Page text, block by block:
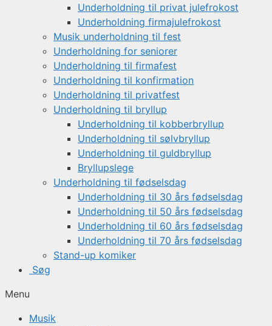
Underholdning til privat julefrokost
Underholdning firmajulefrokost
Musik underholdning til fest
Underholdning for seniorer
Underholdning til firmafest
Underholdning til konfirmation
Underholdning til privatfest
Underholdning til bryllup
Underholdning til kobberbryllup
Underholdning til sølvbryllup
Underholdning til guldbryllup
Bryllupslege
Underholdning til fødselsdag
Underholdning til 30 års fødselsdag
Underholdning til 50 års fødselsdag
Underholdning til 60 års fødselsdag
Underholdning til 70 års fødselsdag
Stand-up komiker
Søg
Menu
Musik